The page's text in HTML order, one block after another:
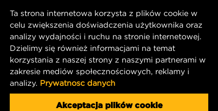
MANN+HUMMEL FT Poland
ul. Wrocławska 145,
63-800 GOSTYŃ, POLAND
Tel. +48 65 572 89 00
E-mail: info@mann-hummel.com
Ta strona internetowa korzysta z plików cookie w
celu zwiększenia doświadczenia użytkownika oraz
analizy wydajności i ruchu na stronie internetowej.
Dzielimy się również informacjami na temat
korzystania z naszej strony z naszymi partnerami w
zakresie mediów społecznościowych, reklamy i
analizy. Prywatnosc danych
Akceptacja plików cookie